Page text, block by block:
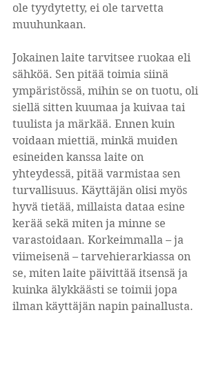
ole tyydytetty, ei ole tarvetta
muuhunkaan.
Jokainen laite tarvitsee ruokaa eli
sähköä. Sen pitää toimia siinä
ympäristössä, mihin se on tuotu, oli
siellä sitten kuumaa ja kuivaa tai
tuulista ja märkää. Ennen kuin
voidaan miettiä, minkä muiden
esineiden kanssa laite on
yhteydessä, pitää varmistaa sen
turvallisuus. Käyttäjän olisi myös
hyvä tietää, millaista dataa esine
kerää sekä miten ja minne se
varastoidaan. Korkeimmalla – ja
viimeisenä – tarvehierarkiassa on
se, miten laite päivittää itsensä ja
kuinka älykkäästi se toimii jopa
ilman käyttäjän napin painallusta.